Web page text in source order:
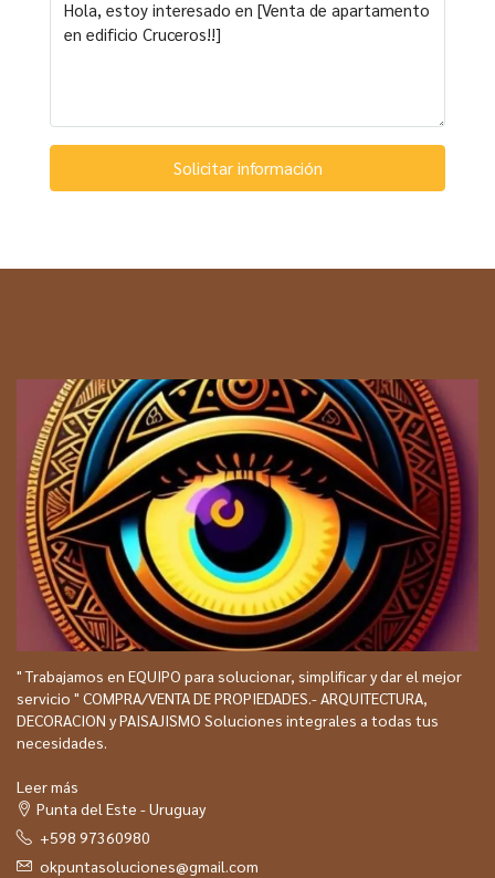
Solicitar información
" Trabajamos en EQUIPO para solucionar, simplificar y dar el mejor
servicio " COMPRA/VENTA DE PROPIEDADES.- ARQUITECTURA,
DECORACION y PAISAJISMO Soluciones integrales a todas tus
necesidades.
Leer más
Punta del Este - Uruguay
+598 97360980
okpuntasoluciones@gmail.com